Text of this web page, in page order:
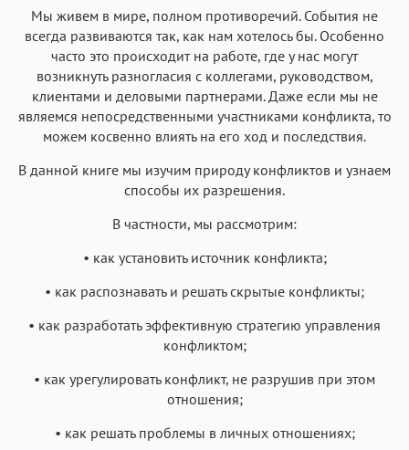
Мы живем в мире, полном противоречий. События не
всегда развиваются так, как нам хотелось бы. Особенно
часто это происходит на работе, где у нас могут
возникнуть разногласия с коллегами, руководством,
клиентами и деловыми партнерами. Даже если мы не
являемся непосредственными участниками конфликта, то
можем косвенно влиять на его ход и последствия.
В данной книге мы изучим природу конфликтов и узнаем
способы их разрешения.
В частности, мы рассмотрим:
• как установить источник конфликта;
• как распознавать и решать скрытые конфликты;
• как разработать эффективную стратегию управления
конфликтом;
• как урегулировать конфликт, не разрушив при этом
отношения;
• как решать проблемы в личных отношениях;